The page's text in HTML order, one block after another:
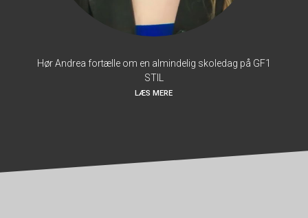
Hør Andrea fortælle om en almindelig skoledag på GF1
STIL
LÆS MERE